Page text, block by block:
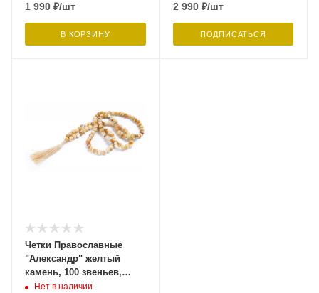
1 990 ₽/шт
В КОРЗИНУ
2 990₽/шт
ПОДПИСАТЬСЯ
Четки Православные
"Александр" желтый
камень, 100 звеньев,
Давыдов С.
Нет в наличии